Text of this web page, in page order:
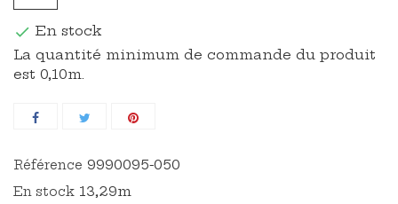
 En stock
La quantité minimum de commande du produit
est 0,10m.
Référence 9990095-050
En stock 13,29m